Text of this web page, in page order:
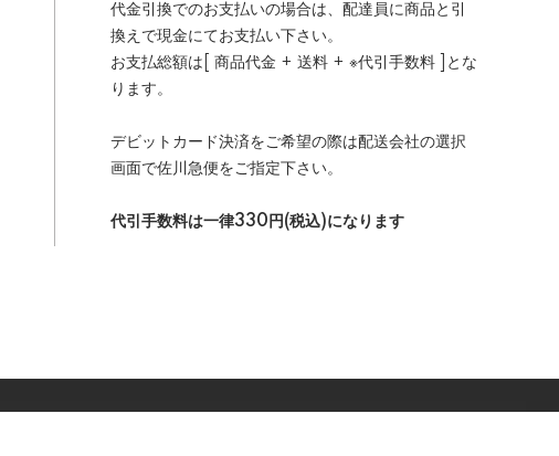
代金引換でのお支払いの場合は、配達員に商品と引
換えで現金にてお支払い下さい。
お支払総額は[ 商品代金 + 送料 + ※代引手数料 ]とな
ります。
デビットカード決済をご希望の際は配送会社の選択
画面で佐川急便をご指定下さい。
代引手数料は一律330円(税込)になります